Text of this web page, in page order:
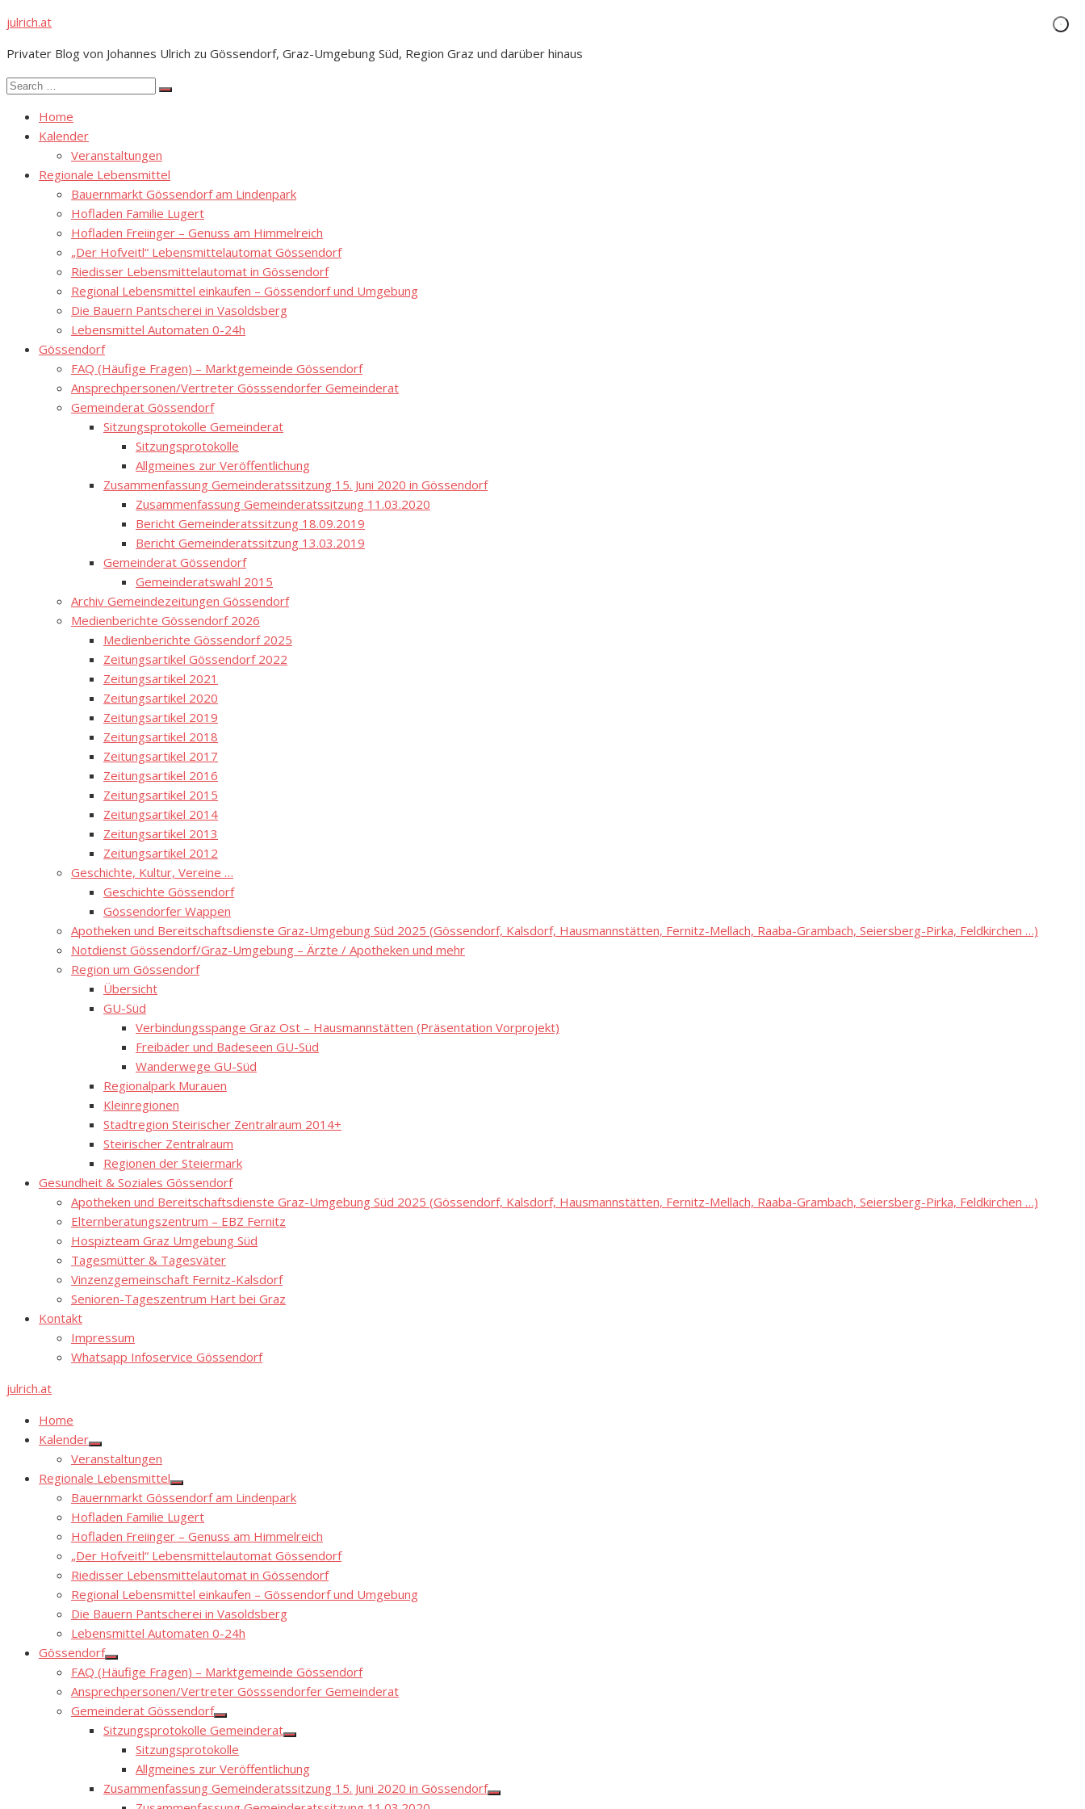
Skip
content
julrich.at
Privater Blog von Johannes Ulrich zu Gössendorf, Graz-Umgebung Süd, Region Graz und darüber hinaus
Search
Search
Home
Kalender
Veranstaltungen
Regionale Lebensmittel
Bauernmarkt Gössendorf am Lindenpark
Hofladen Familie Lugert
Hofladen Freiinger – Genuss am Himmelreich
„Der Hofveitl“ Lebensmittelautomat Gössendorf
Riedisser Lebensmittelautomat in Gössendorf
Regional Lebensmittel einkaufen – Gössendorf und Umgebung
Die Bauern Pantscherei in Vasoldsberg
Lebensmittel Automaten 0-24h
Gössendorf
FAQ (Häufige Fragen) – Marktgemeinde Gössendorf
Ansprechpersonen/Vertreter Gösssendorfer Gemeinderat
Gemeinderat Gössendorf
Sitzungsprotokolle Gemeinderat
Sitzungsprotokolle
Allgmeines zur Veröffentlichung
Zusammenfassung Gemeinderatssitzung 15. Juni 2020 in Gössendorf
Zusammenfassung Gemeinderatssitzung 11.03.2020
Bericht Gemeinderatssitzung 18.09.2019
Bericht Gemeinderatssitzung 13.03.2019
Gemeinderat Gössendorf
Gemeinderatswahl 2015
Archiv Gemeindezeitungen Gössendorf
Medienberichte Gössendorf 2026
Medienberichte Gössendorf 2025
Zeitungsartikel Gössendorf 2022
Zeitungsartikel 2021
Zeitungsartikel 2020
Zeitungsartikel 2019
Zeitungsartikel 2018
Zeitungsartikel 2017
Zeitungsartikel 2016
Zeitungsartikel 2015
Zeitungsartikel 2014
Zeitungsartikel 2013
Zeitungsartikel 2012
Geschichte, Kultur, Vereine …
Geschichte Gössendorf
Gössendorfer Wappen
Apotheken und Bereitschaftsdienste Graz-Umgebung Süd 2025 (Gössendorf, Kalsdorf, Hausmannstätten, Fernitz-Mellach, Raaba-Grambach, Seiersberg-Pirka, Feldkirchen …)
Notdienst Gössendorf/Graz-Umgebung – Ärzte / Apotheken und mehr
Region um Gössendorf
Übersicht
GU-Süd
Verbindungsspange Graz Ost – Hausmannstätten (Präsentation Vorprojekt)
Freibäder und Badeseen GU-Süd
Wanderwege GU-Süd
Regionalpark Murauen
Kleinregionen
Stadtregion Steirischer Zentralraum 2014+
Steirischer Zentralraum
Regionen der Steiermark
Gesundheit & Soziales Gössendorf
Apotheken und Bereitschaftsdienste Graz-Umgebung Süd 2025 (Gössendorf, Kalsdorf, Hausmannstätten, Fernitz-Mellach, Raaba-Grambach, Seiersberg-Pirka, Feldkirchen …)
Elternberatungszentrum – EBZ Fernitz
Hospizteam Graz Umgebung Süd
Tagesmütter & Tagesväter
Vinzenzgemeinschaft Fernitz-Kalsdorf
Senioren-Tageszentrum Hart bei Graz
Kontakt
Impressum
Whatsapp Infoservice Gössendorf
julrich.at
Home
Kalender
Show
sub
menu
Veranstaltungen
Regionale Lebensmittel
Show
sub
menu
Bauernmarkt Gössendorf am Lindenpark
Hofladen Familie Lugert
Hofladen Freiinger – Genuss am Himmelreich
„Der Hofveitl“ Lebensmittelautomat Gössendorf
Riedisser Lebensmittelautomat in Gössendorf
Regional Lebensmittel einkaufen – Gössendorf und Umgebung
Die Bauern Pantscherei in Vasoldsberg
Lebensmittel Automaten 0-24h
Gössendorf
Show
sub
menu
FAQ (Häufige Fragen) – Marktgemeinde Gössendorf
Ansprechpersonen/Vertreter Gösssendorfer Gemeinderat
Gemeinderat Gössendorf
Show
sub
menu
Sitzungsprotokolle Gemeinderat
Show
menu
Sitzungsprotokolle
Allgmeines zur Veröffentlichung
Zusammenfassung Gemeinderatssitzung 15. Juni 2020 in Gössendorf
Show